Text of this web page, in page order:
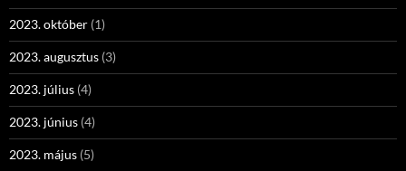
2023. október (1)
2023. augusztus (3)
2023. július (4)
2023. június (4)
2023. május (5)